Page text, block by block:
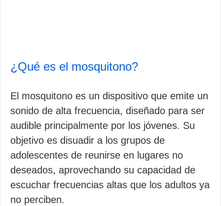
¿Qué es el mosquitono?
El mosquitono es un dispositivo que emite un
sonido de alta frecuencia, diseñado para ser
audible principalmente por los jóvenes. Su
objetivo es disuadir a los grupos de
adolescentes de reunirse en lugares no
deseados, aprovechando su capacidad de
escuchar frecuencias altas que los adultos ya
no perciben.